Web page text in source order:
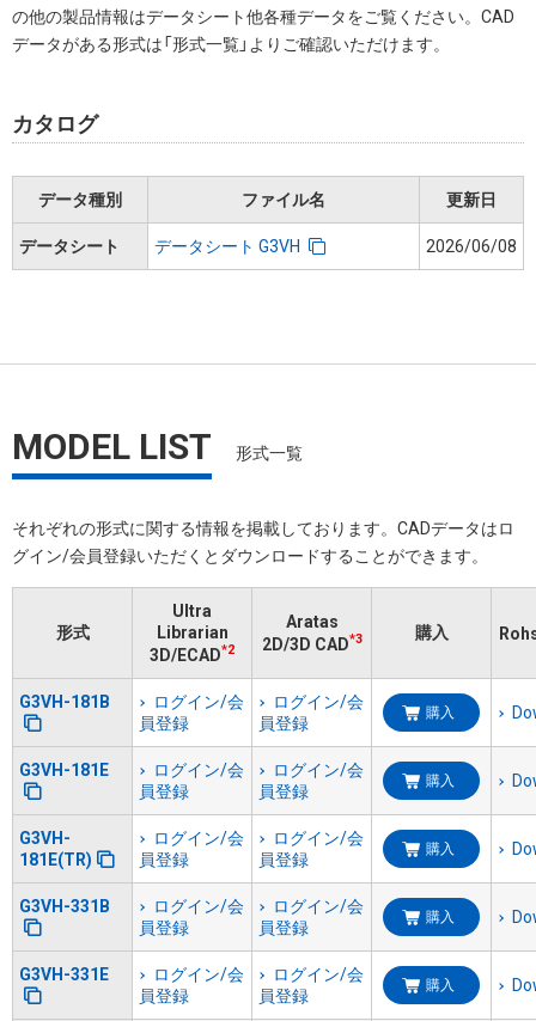
の他の製品情報はデータシート他各種データをご覧ください。CAD
データがある形式は「形式一覧」よりご確認いただけます。
カタログ
データ種別 ファイル名 更新日
データシート データシート G3VH 2026/06/08
MODEL LIST 形式一覧
それぞれの形式に関する情報を掲載しております。​CADデータはロ
グイン/会員登録いただくと​ダウンロードすることができます。
形式
Ultra
Librarian
3D/ECAD*2
Aratas
2D/3D CAD*3 購入
G3VH-181B
ログイン/会
員登録
ログイン/会
員登録
購入
G3VH-181E
ログイン/会
員登録
ログイン/会
員登録
購入
G3VH-
181E(TR)
ログイン/会
員登録
ログイン/会
員登録
購入
G3VH-331B
ログイン/会
員登録
ログイン/会
員登録
購入
G3VH-331E
ログイン/会
員登録
ログイン/会
員登録
購入